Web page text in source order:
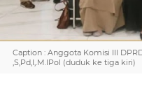
Caption : Anggota Komisi III
,S,Pd,I,.M.IPol (duduk ke tiga kiri)